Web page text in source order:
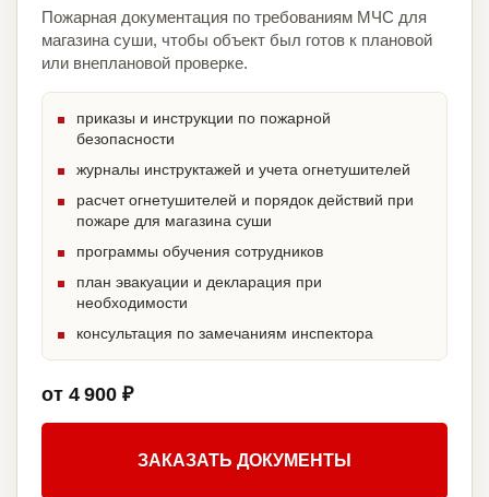
Пожарная документация по требованиям МЧС для
магазина суши, чтобы объект был готов к плановой
или внеплановой проверке.
приказы и инструкции по пожарной
безопасности
журналы инструктажей и учета огнетушителей
расчет огнетушителей и порядок действий при
пожаре для магазина суши
программы обучения сотрудников
план эвакуации и декларация при
необходимости
консультация по замечаниям инспектора
от 4 900 ₽
ЗАКАЗАТЬ ДОКУМЕНТЫ